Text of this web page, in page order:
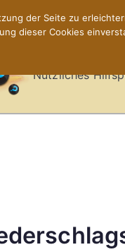
X-
Nützliches
der Seite zu
dieser Cookies